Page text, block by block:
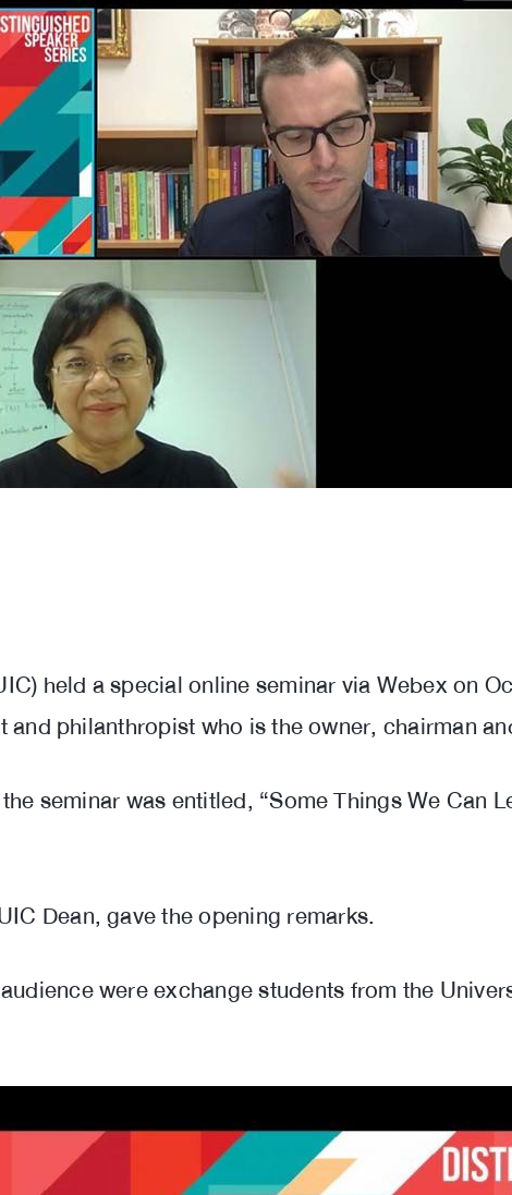
held a special online seminar via Webex on
philanthropist who is the owner, chairman
seminar was entitled, “Some Things We Can
Dean, gave the opening remarks.
were exchange students from the